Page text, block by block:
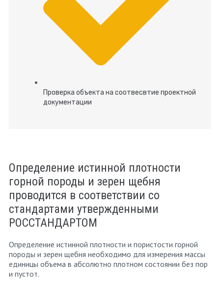
Проверка объекта на соотвесвтие проектной
документации
Определение истинной плотности
горной породы и зерен щебня
проводится в соответствии со
стандартами утвержденными
РОССТАНДАРТОМ
Определение истинной плотности и пористости горной
породы и зерен щебня необходимо для измерения массы
единицы объема в абсолютно плотном состоянии без пор
и пустот.